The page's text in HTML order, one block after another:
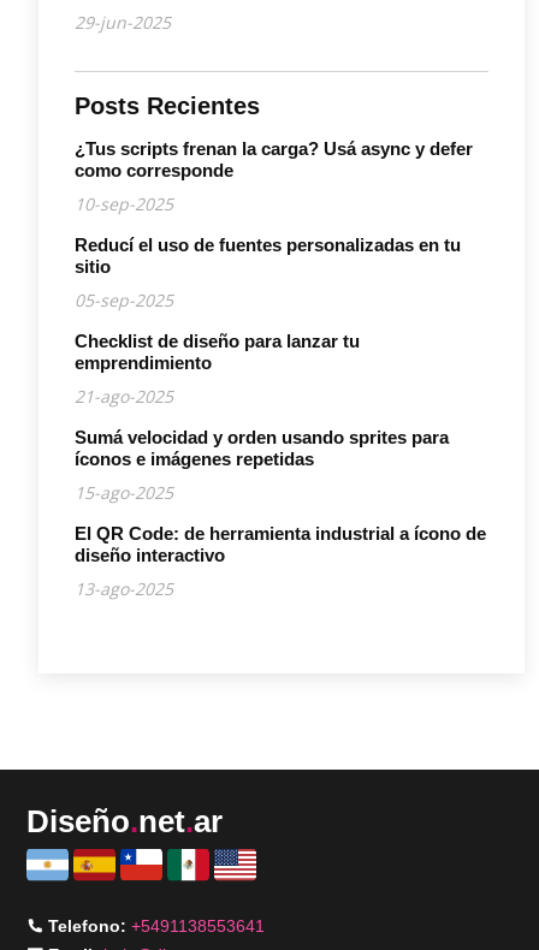
29-jun-2025
Posts Recientes
¿Tus scripts frenan la carga? Usá async y defer
como corresponde
10-sep-2025
Reducí el uso de fuentes personalizadas en tu
sitio
05-sep-2025
Checklist de diseño para lanzar tu
emprendimiento
21-ago-2025
Sumá velocidad y orden usando sprites para
íconos e imágenes repetidas
15-ago-2025
El QR Code: de herramienta industrial a ícono de
diseño interactivo
13-ago-2025
Diseño.net.ar
Telefono: +5491138553641